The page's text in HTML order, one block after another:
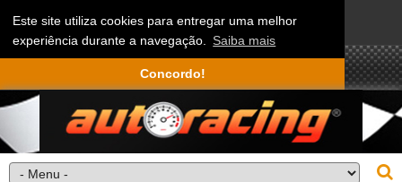
Este site utiliza cookies para entregar uma melhor
experiência durante a navegação. Saiba mais
Concordo!